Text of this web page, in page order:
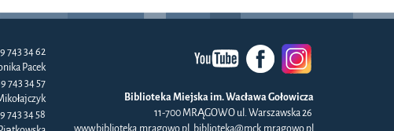
743 34 62
Pacek
743 34 57
743 34 58
Biblioteka Miejska im. Wacława Gołowicza
11-700 MRĄGOWO ul. Warszawska 26
www.biblioteka.mragowo.pl, biblioteka@mck.mragowo.pl